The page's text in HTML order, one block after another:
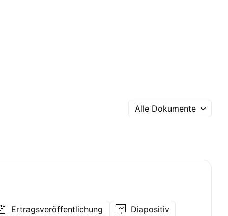
Alle Dokumente
Ertragsveröffentlichung
Diapositiv